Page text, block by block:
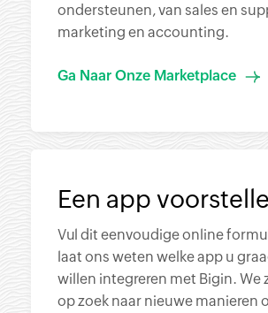
ondersteunen, van sales en
marketing en accounting.
Ga Naar Onze Marketplace
Een app
Vul dit eenvoudige online
laat ons weten welke app u
willen integreren met Bigin. We
op zoek naar nieuwe manieren